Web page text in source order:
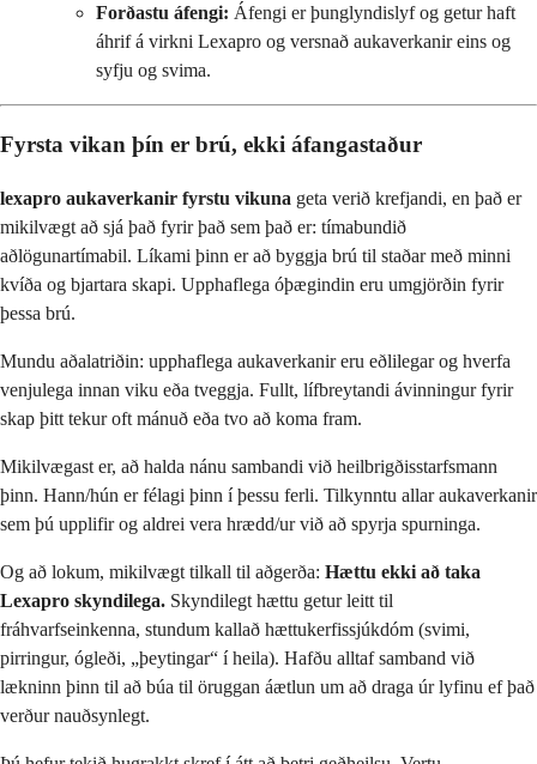
Forðastu áfengi: Áfengi er þunglyndislyf og getur haft
áhrif á virkni Lexapro og versnað aukaverkanir eins og
syfju og svima.
Fyrsta vikan þín er brú, ekki áfangastaður
lexapro aukaverkanir fyrstu vikuna geta verið krefjandi, en það er
mikilvægt að sjá það fyrir það sem það er: tímabundið
aðlögunartímabil. Líkami þinn er að byggja brú til staðar með minni
kvíða og bjartara skapi. Upphaflega óþægindin eru umgjörðin fyrir
þessa brú.
Mundu aðalatriðin: upphaflega aukaverkanir eru eðlilegar og hverfa
venjulega innan viku eða tveggja. Fullt, lífbreytandi ávinningur fyrir
skap þitt tekur oft mánuð eða tvo að koma fram.
Mikilvægast er, að halda nánu sambandi við heilbrigðisstarfsmann
þinn. Hann/hún er félagi þinn í þessu ferli. Tilkynntu allar aukaverkanir
sem þú upplifir og aldrei vera hrædd/ur við að spyrja spurninga.
Og að lokum, mikilvægt tilkall til aðgerða: Hættu ekki að taka
Lexapro skyndilega. Skyndilegt hættu getur leitt til
fráhvarfseinkenna, stundum kallað hættukerfissjúkdóm (svimi,
pirringur, ógleði, „þeytingar“ í heila). Hafðu alltaf samband við
lækninn þinn til að búa til öruggan áætlun um að draga úr lyfinu ef það
verður nauðsynlegt.